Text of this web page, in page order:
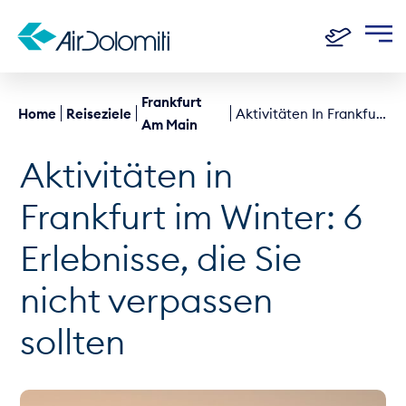
Home Reiseziele
Frankfurt
Am Main
Aktivitäten In Frankfurt Im Winter
Aktivitäten in
Frankfurt im Winter: 6
Erlebnisse, die Sie
nicht verpassen
sollten